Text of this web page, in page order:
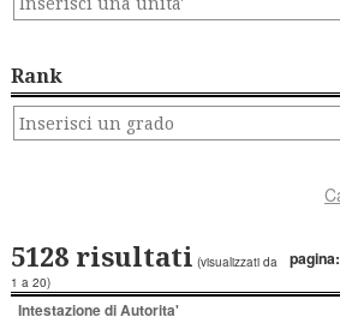
Rank
pagina:
5128 risultati (visualizzati da
1 a 20)
Intestazione di Autorita'